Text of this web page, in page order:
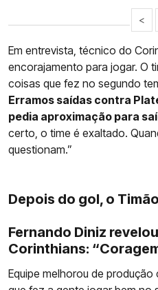
<
Em entrevista, técnico do
encorajamento para jogar. O
coisas que fez no segundo
Erramos saídas contra
pedia aproximação para
certo, o time é exaltado.
questionam.”
Depois do gol, o
Fernando Diniz
Corinthians:
Equipe melhorou de